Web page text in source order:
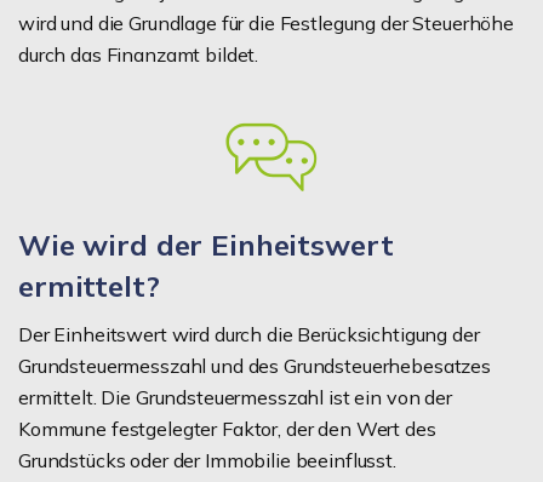
wird und die Grundlage für die Festlegung der Steuerhöhe
durch das Finanzamt bildet.
Wie wird der Einheitswert
ermittelt?
Der Einheitswert wird durch die Berücksichtigung der
Grundsteuermesszahl und des Grundsteuerhebesatzes
ermittelt. Die Grundsteuermesszahl ist ein von der
Kommune festgelegter Faktor, der den Wert des
Grundstücks oder der Immobilie beeinflusst.